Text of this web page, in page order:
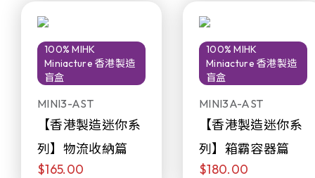
100% MIHK
Miniacture 香港製造
盲盒
MINI3-AST
【香港製造迷你系
列】物流收納篇
$165.00
100% MIHK
Miniacture 香港製造
盲盒
MINI3A-AST
【香港製造迷你系
列】箱霸容器篇
$180.00